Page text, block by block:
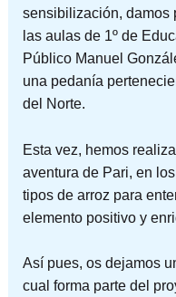
sensibilización, damos
las aulas de 1º de
Público Manuel
una pedanía
del Norte.
Esta vez, hemos
aventura de Pari, en
tipos de arroz para
elemento positivo y
Así pues, os dejamos
cual forma parte del